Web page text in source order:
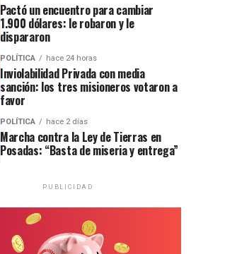
Pactó un encuentro para cambiar
1.900 dólares: le robaron y le
dispararon
POLÍTICA hace 24 horas
Inviolabilidad Privada con media
sanción: los tres misioneros votaron a
favor
POLÍTICA hace 2 días
Marcha contra la Ley de Tierras en
Posadas: “Basta de miseria y entrega”
PUBLICIDAD